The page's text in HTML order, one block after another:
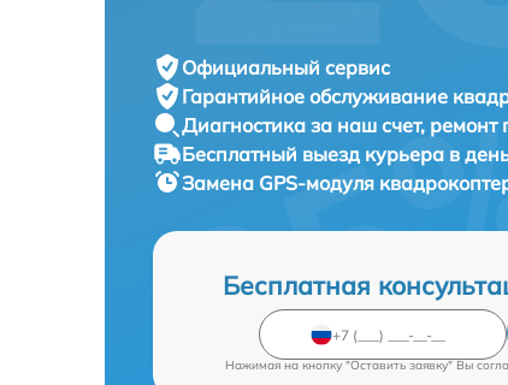
Официальный сервис
Гарантийное обслуживание
Диагностика за наш счет, ремонт
Бесплатный выезд курьера в
Замена GPS-модуля
Бесплатная
Нажимая на кнопку "Оставить заявку" Вы